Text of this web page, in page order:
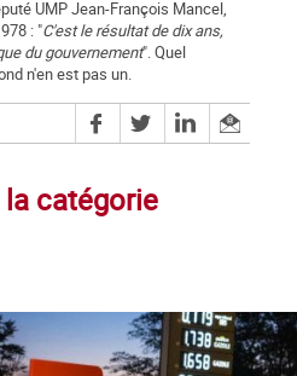
UMP Jean-François Mancel,
: "C'est le résultat de dix ans,
du gouvernement". Quel
n'en est pas un.
catégorie